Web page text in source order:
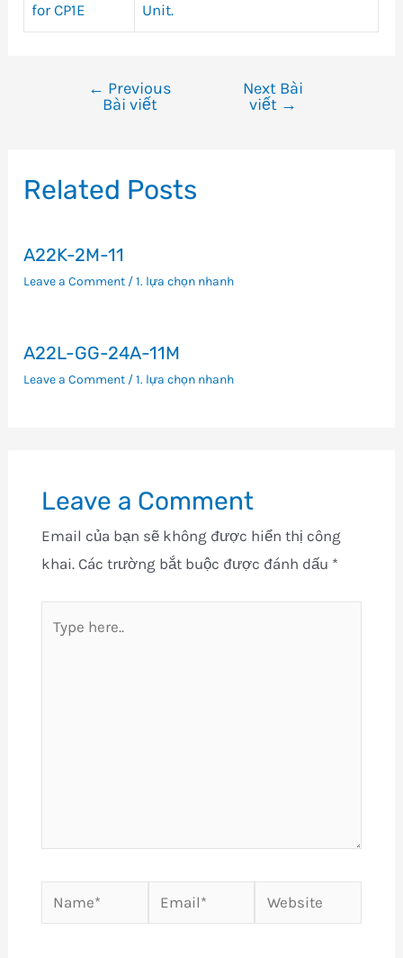
for CP1E
Unit.
viết
← Previous
Bài viết
Next Bài
viết →
Related Posts
A22K-2M-11
Leave a Comment /1. lựa chọn nhanh
A22L-GG-24A-11M
Leave a Comment /1. lựa chọn nhanh
Leave a Comment
Email của bạn sẽ không được hiển thị công
khai. Các trường bắt buộc được đánh dấu *
here..
Name* Email* Website